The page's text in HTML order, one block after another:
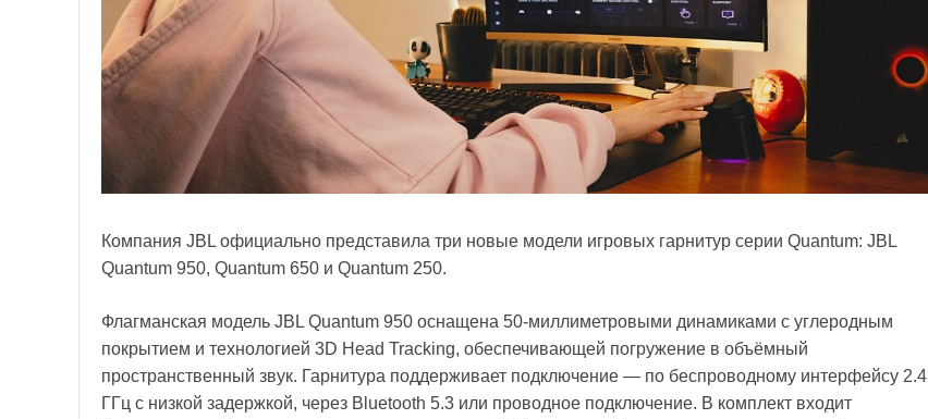
Компания JBL официально представила три новые модели игровых гарнитур серии Quantum: JBL
Quantum 950, Quantum 650 и Quantum 250.
Флагманская модель JBL Quantum 950 оснащена 50-миллиметровыми динамиками с углеродным
покрытием и технологией 3D Head Tracking, обеспечивающей погружение в объёмный
пространственный звук. Гарнитура поддерживает подключение — по беспроводному интерфейсу 2.4
ГГц с низкой задержкой, через Bluetooth 5.3 или проводное подключение. В комплект входит